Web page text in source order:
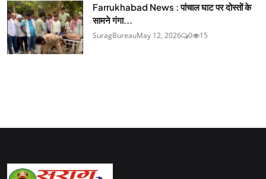
Farrukhabad News : पांचाल घाट पर दोस्तों के
सामने गंगा...
SuragBureauMay 12, 2026 0 15